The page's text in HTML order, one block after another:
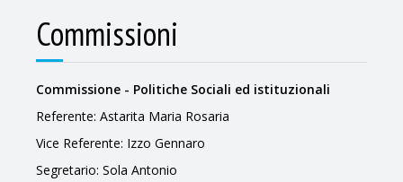
Commissioni
Commissione - Politiche Sociali ed istituzionali
Referente: Astarita Maria Rosaria
Vice Referente: Izzo Gennaro
Segretario: Sola Antonio